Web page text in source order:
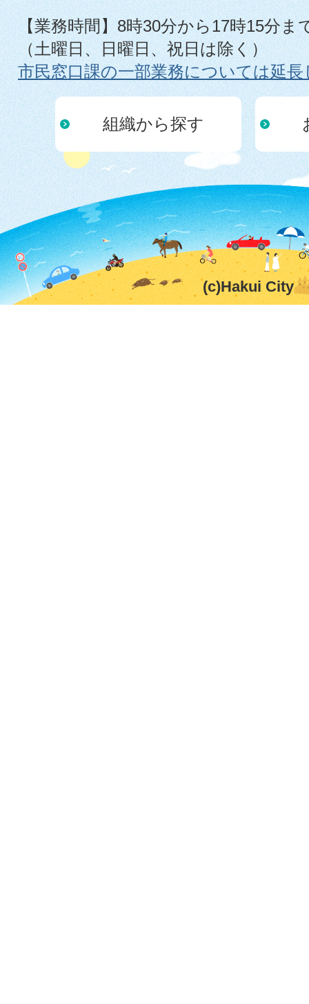
【業務時間】8時30分から17時15分ま
（土曜日、日曜日、祝日は除く）
市民窓口課の一部業務については延
組織から探す
(c)Hakui City